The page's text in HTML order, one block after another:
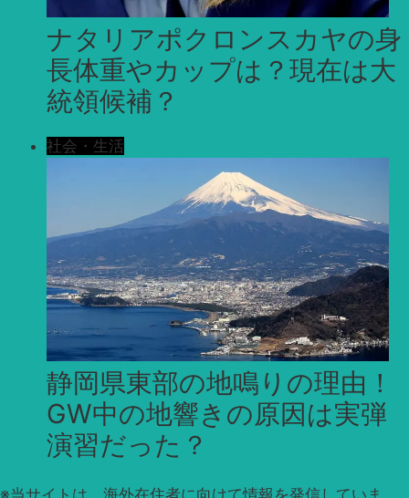
ナタリアポクロンスカヤの身
長体重やカップは？現在は大
統領候補？
社会・生活
静岡県東部の地鳴りの理由！
GW中の地響きの原因は実弾
演習だった？